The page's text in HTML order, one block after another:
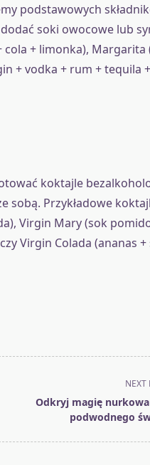
podstawowych
soki owocowe lub
+ limonka), Margarita
+ vodka + rum + tequila
koktajle
sobą. Przykładowe
Virgin Mary (sok
Virgin Colada (ananas
NEXT
Odkryj magię
podwodnego